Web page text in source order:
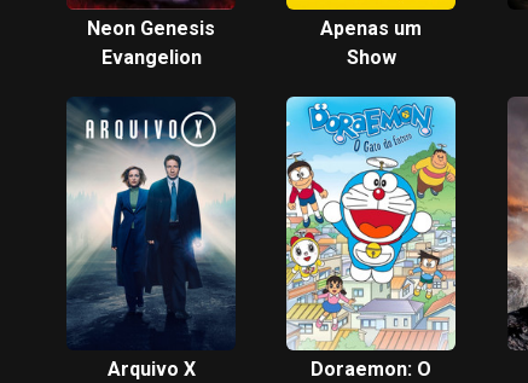
Neon Genesis
Evangelion
Apenas um
Show
Arquivo X
Doraemon: O